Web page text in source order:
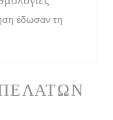
έδωσαν τη